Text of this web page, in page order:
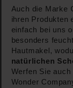
Auch die Marke
ihren Produkten
einfach bei uns
besonders
Hautmakel,
natürlichen
Werfen Sie
Wonder